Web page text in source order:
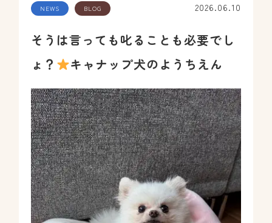
ジュニアパーティー
お客様の声
よくあるご質問
BLOG
NEWS
店舗紹介
堀江教室
NEWS BLOG 2026.06.10
そうは言っても叱ることも必要でし
ょ？
キャナップ犬のようちえん